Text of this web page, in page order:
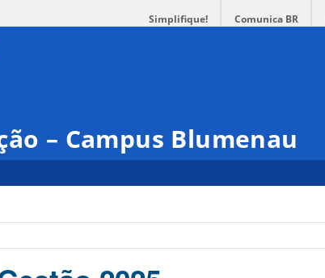
Simplifique! Comunica BR
– Campus Blumenau